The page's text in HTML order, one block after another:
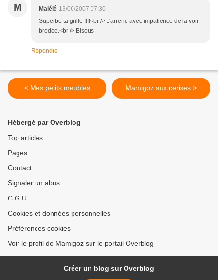
M Malélé 13/06/2007 07:30
Superbe ta grille !!!!<br /> J'arrend avec impatience de la voir
brodée.<br /> Bisous
Répondre
< Mes petits meubles Mamigoz aux cerises >
Hébergé par Overblog
Top articles
Pages
Contact
Signaler un abus
C.G.U.
Cookies et données personnelles
Préférences cookies
Voir le profil de Mamigoz sur le portail Overblog
Créer un blog sur Overblog